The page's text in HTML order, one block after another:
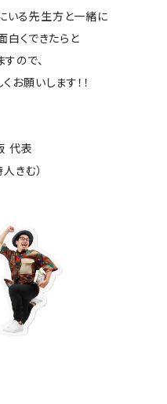
いる先生方と一緒に
白くできたらと
ので、
お願いします！！
代表
きむ）